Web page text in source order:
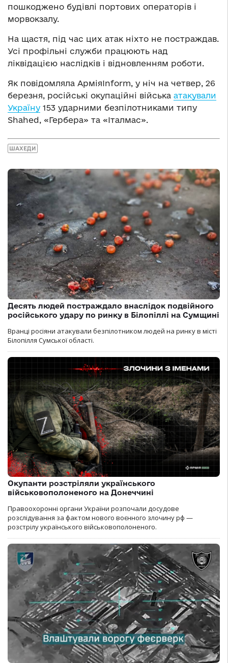
пошкоджено будівлі портових операторів і
морвокзалу.
На щастя, під час цих атак ніхто не постраждав.
Усі профільні служби працюють над
ліквідацією наслідків і відновленням роботи.
Як повідомляла АрміяInform, у ніч на четвер, 26
березня, російські окупаційні війська атакували
Україну 153 ударними безпілотниками типу
Shahed, «Гербера» та «Італмас».
ШАХЕДИ
Десять людей постраждало внаслідок подвійного
російського удару по ринку в Білопіллі на Сумщині
Вранці росіяни атакували безпілотником людей на ринку в місті
Білопілля Сумської області.
Окупанти розстріляли українського
військовополоненого на Донеччині
Правоохоронні органи України розпочали досудове
розслідування за фактом нового воєнного злочину рф —
розстрілу українського військовополоненого.